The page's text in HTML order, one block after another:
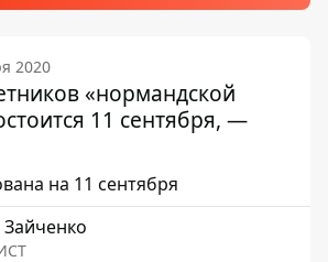
2020
«нормандской
11 сентября, —
на 11 сентября